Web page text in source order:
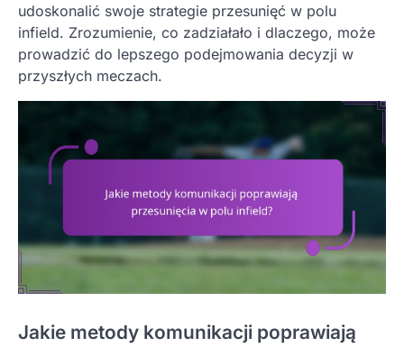
udoskonalić swoje strategie przesunięć w polu
infield. Zrozumienie, co zadziałało i dlaczego, może
prowadzić do lepszego podejmowania decyzji w
przyszłych meczach.
Jakie metody komunikacji poprawiają